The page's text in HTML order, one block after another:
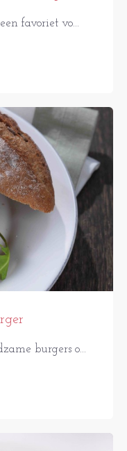
favoriet vo...
burgers o...